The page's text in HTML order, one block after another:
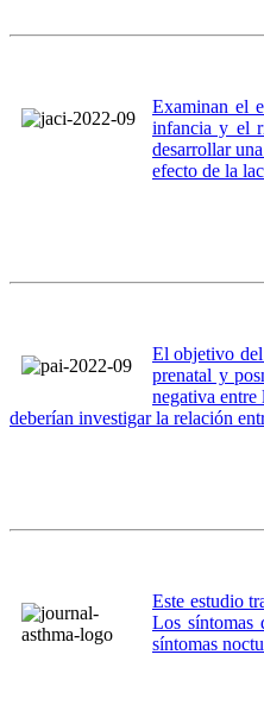
Examinan el
infancia y el
desarrollar
efecto de la
El objetivo del
prenatal y
negativa entre
deberían investigar la relación
Este estudio
Los síntomas
síntomas